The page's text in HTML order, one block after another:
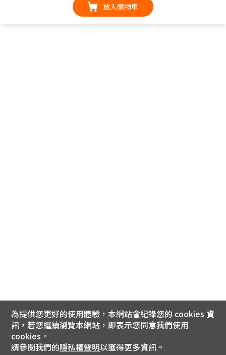
放入購物車
為提供您更好的使用體驗，本網站會紀錄您的 cookies 資
訊，若您繼續瀏覽本網站，即表示您同意我們使用
cookies。
請參閱我們的隱私權聲明以獲得更多資訊。